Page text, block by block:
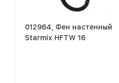
012964, Фен настенный
Starmix HFTW 16